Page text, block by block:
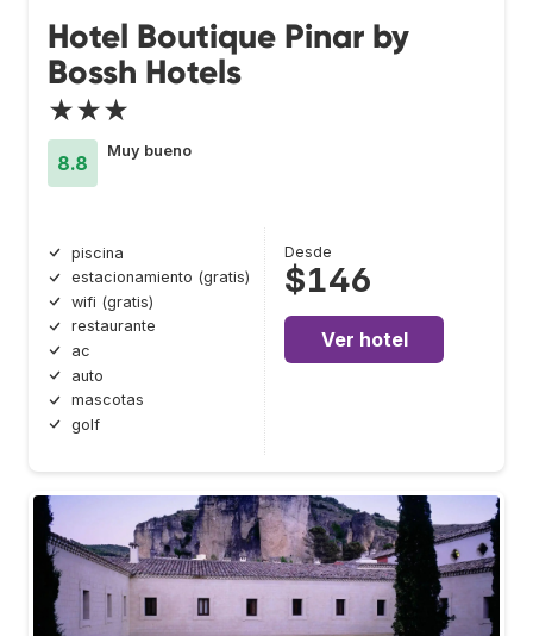
Hotel Boutique Pinar by
Bossh Hotels
★★★
8.8
Muy bueno
piscina
estacionamiento (gratis)
wifi (gratis)
restaurante
ac
auto
mascotas
golf
Desde
$146
Ver hotel